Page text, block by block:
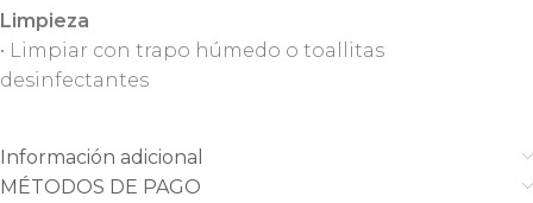
Limpieza
• Limpiar con trapo húmedo o toallitas
desinfectantes
Información adicional
MÉTODOS DE PAGO